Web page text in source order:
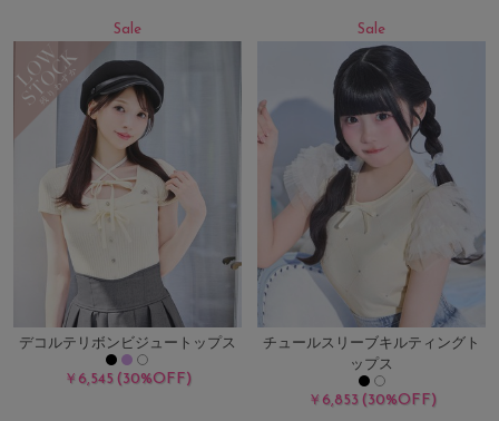
Sale
デコルテリボンビジュートップス
￥6,545 (30%OFF)
Sale
チュールスリーブキルティングト
ップス
￥6,853 (30%OFF)